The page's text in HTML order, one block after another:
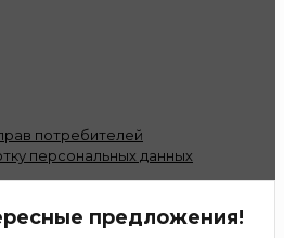
потребителей
персональных данных
предложения!